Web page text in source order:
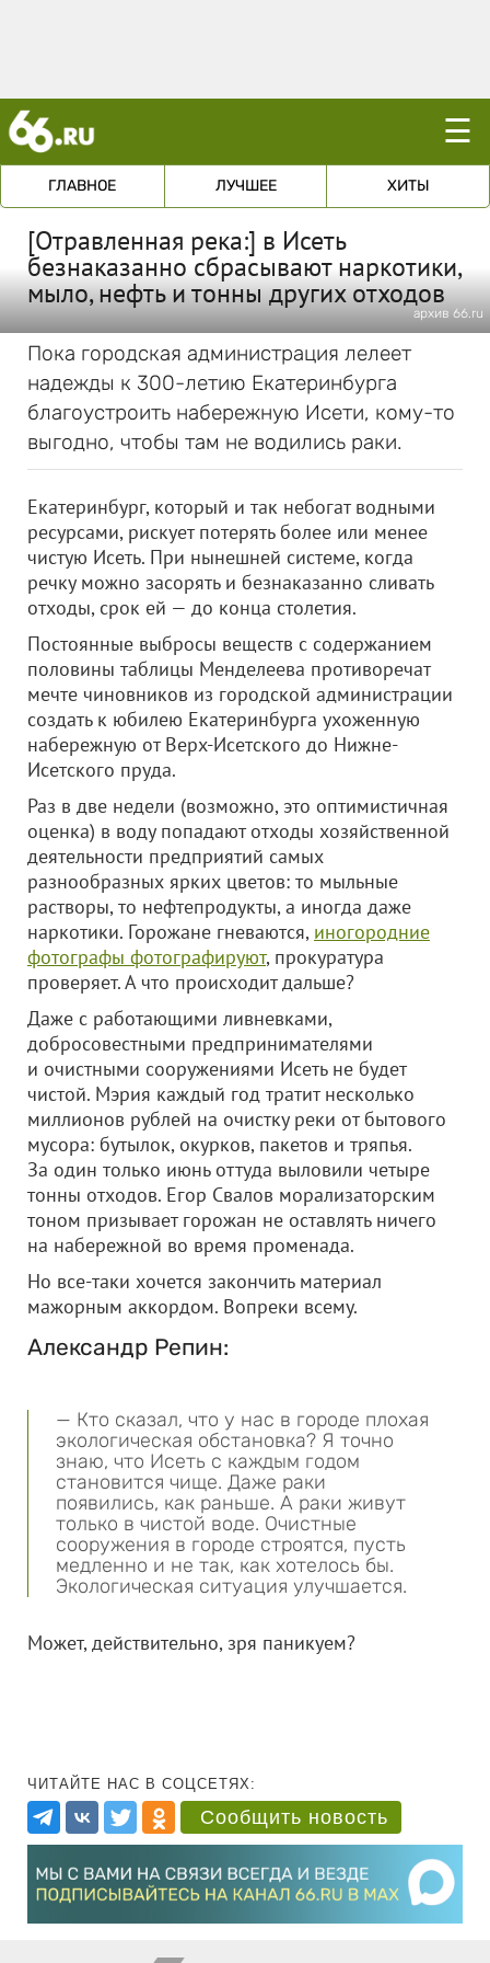
☰
ГЛАВНОЕ ЛУЧШЕЕ ХИТЫ
[Отравленная река:] в Исеть
безнаказанно сбрасывают наркотики,
мыло, нефть и тонны других отходов
архив 66.ru
Пока городская администрация лелеет
надежды к 300-летию Екатеринбурга
благоустроить набережную Исети, кому-то
выгодно, чтобы там не водились раки.
Екатеринбург, который и так небогат водными
ресурсами, рискует потерять более или менее
чистую Исеть. При нынешней системе, когда
речку можно засорять и безнаказанно сливать
отходы, срок ей — до конца столетия.
Постоянные выбросы веществ с содержанием
половины таблицы Менделеева противоречат
мечте чиновников из городской администрации
создать к юбилею Екатеринбурга ухоженную
набережную от Верх-Исетского до Нижне-
Исетского пруда.
Раз в две недели (возможно, это оптимистичная
оценка) в воду попадают отходы хозяйственной
деятельности предприятий самых
разнообразных ярких цветов: то мыльные
растворы, то нефтепродукты, а иногда даже
наркотики. Горожане гневаются, иногородние
фотографы фотографируют, прокуратура
проверяет. А что происходит дальше?
Даже с работающими ливневками,
добросовестными предпринимателями
и очистными сооружениями Исеть не будет
чистой. Мэрия каждый год тратит несколько
миллионов рублей на очистку реки от бытового
мусора: бутылок, окурков, пакетов и тряпья.
За один только июнь оттуда выловили четыре
тонны отходов. Егор Свалов морализаторским
тоном призывает горожан не оставлять ничего
на набережной во время променада.
Но все-таки хочется закончить материал
мажорным аккордом. Вопреки всему.
Александр Репин:
— Кто сказал, что у нас в городе плохая
экологическая обстановка? Я точно
знаю, что Исеть с каждым годом
становится чище. Даже раки
появились, как раньше. А раки живут
только в чистой воде. Очистные
сооружения в городе строятся, пусть
медленно и не так, как хотелось бы.
Экологическая ситуация улучшается.
Может, действительно, зря паникуем?
ЧИТАЙТЕ НАС В СОЦСЕТЯХ:
Сообщить новость